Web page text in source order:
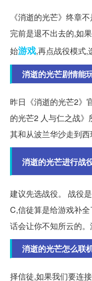
《消逝的光芒》终章
完前是退不出去的,如
始游戏,再点战役模式,
消逝的光芒剧情能
昨日《消逝的光芒2》
的光芒2 人与仁之战
其和从波兰华沙走到
消逝的光芒进行战
建议先选战役。 战役
C,信徒算是给游戏补
话会让你不知所云的。
消逝的光芒怎么联
择信徒,如果我们要连